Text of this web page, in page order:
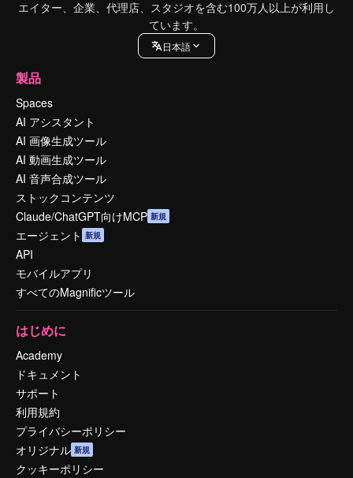
エイター、企業、代理店、スタジオを含む100万人以上が利用し
ています。
日本語
製品
Spaces
AI アシスタント
AI 画像生成ツール
AI 動画生成ツール
AI 音声合成ツール
ストックコンテンツ
Claude/ChatGPT向けMCP 新規
エージェント 新規
API
モバイルアプリ
すべてのMagnificツール
はじめに
Academy
ドキュメント
サポート
利用規約
プライバシーポリシー
オリジナル 新規
クッキーポリシー